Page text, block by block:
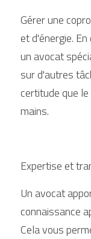
Gérer une
et d'énergie.
un avocat
sur d'autres
certitude que
mains.
Expertise et
Un avocat
connaissance
Cela vous